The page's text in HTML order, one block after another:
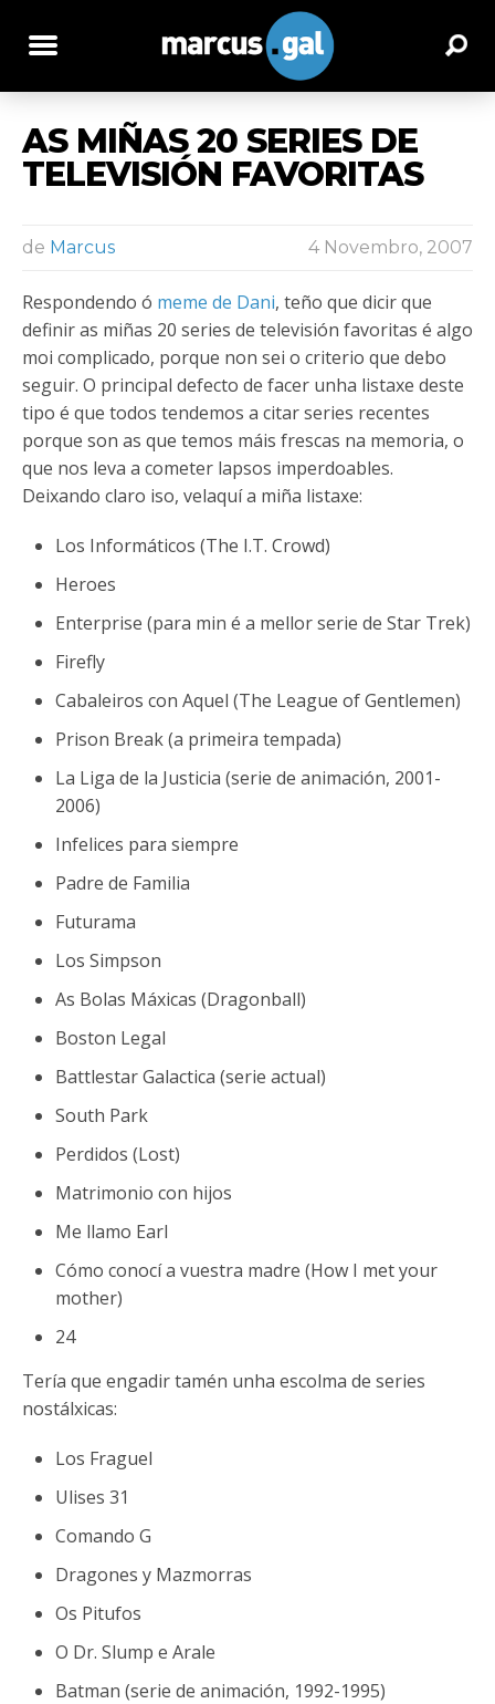
AS MIÑAS 20 SERIES DE
TELEVISIÓN FAVORITAS
de Marcus 4 Novembro, 2007
Respondendo ó meme de Dani, teño que dicir que
definir as miñas 20 series de televisión favoritas é algo
moi complicado, porque non sei o criterio que debo
seguir. O principal defecto de facer unha listaxe deste
tipo é que todos tendemos a citar series recentes
porque son as que temos máis frescas na memoria, o
que nos leva a cometer lapsos imperdoables.
Deixando claro iso, velaquí a miña listaxe:
Los Informáticos (The I.T. Crowd)
Heroes
Enterprise (para min é a mellor serie de Star Trek)
Firefly
Cabaleiros con Aquel (The League of Gentlemen)
Prison Break (a primeira tempada)
La Liga de la Justicia (serie de animación, 2001-
2006)
Infelices para siempre
Padre de Familia
Futurama
Los Simpson
As Bolas Máxicas (Dragonball)
Boston Legal
Battlestar Galactica (serie actual)
South Park
Perdidos (Lost)
Matrimonio con hijos
Me llamo Earl
Cómo conocí a vuestra madre (How I met your
mother)
24
Tería que engadir tamén unha escolma de series
nostálxicas:
Los Fraguel
Ulises 31
Comando G
Dragones y Mazmorras
Os Pitufos
O Dr. Slump e Arale
Batman (serie de animación, 1992-1995)